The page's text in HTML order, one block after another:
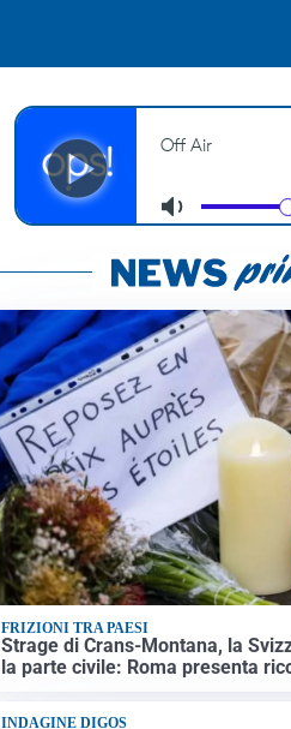
FRIZIONI TRA PAESI
Strage di Crans-Montana, la
la parte civile: Roma presenta
INDAGINE DIGOS